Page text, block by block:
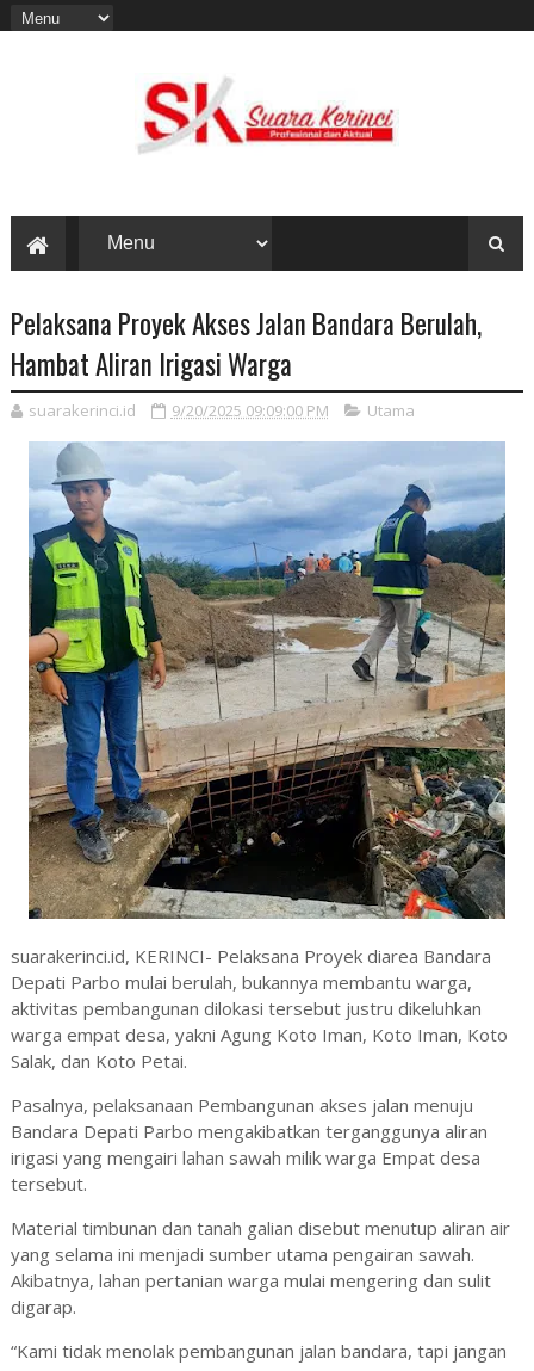
Pelaksana Proyek Akses Jalan Bandara Berulah,
Hambat Aliran Irigasi Warga
suarakerinci.id 9/20/2025 09:09:00 PM Utama
suarakerinci.id, KERINCI- Pelaksana Proyek diarea Bandara
Depati Parbo mulai berulah, bukannya membantu warga,
aktivitas pembangunan dilokasi tersebut justru dikeluhkan
warga empat desa, yakni Agung Koto Iman, Koto Iman, Koto
Salak, dan Koto Petai.
Pasalnya, pelaksanaan Pembangunan akses jalan menuju
Bandara Depati Parbo mengakibatkan terganggunya aliran
irigasi yang mengairi lahan sawah milik warga Empat desa
tersebut.
Material timbunan dan tanah galian disebut menutup aliran air
yang selama ini menjadi sumber utama pengairan sawah.
Akibatnya, lahan pertanian warga mulai mengering dan sulit
digarap.
“Kami tidak menolak pembangunan jalan bandara, tapi jangan